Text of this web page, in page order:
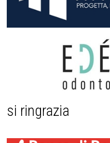
si ringrazia